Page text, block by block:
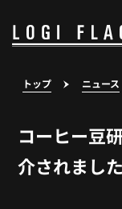
トップ ニュース
コーヒー豆
介されました